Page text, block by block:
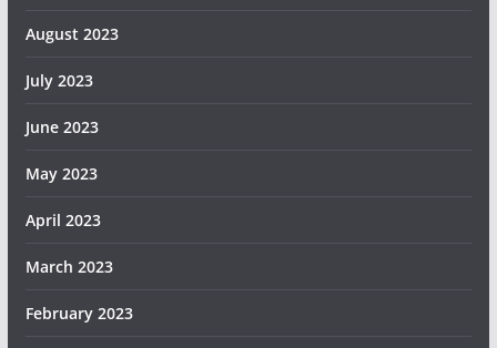
August 2023
July 2023
June 2023
May 2023
April 2023
March 2023
February 2023